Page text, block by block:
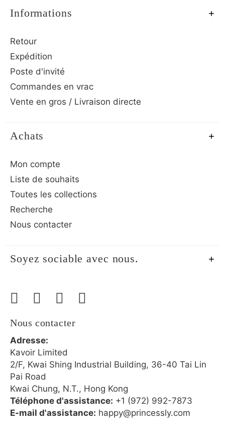
Informations
Retour
Expédition
Poste d'invité
Commandes en vrac
Vente en gros / Livraison directe
Achats
Mon compte
Liste de souhaits
Toutes les collections
Recherche
Nous contacter
Soyez sociable avec nous.
Nous contacter
Adresse:
Kavoir Limited
2/F, Kwai Shing Industrial Building, 36-40 Tai Lin
Pai Road
Kwai Chung, N.T., Hong Kong
Téléphone d'assistance: +1 (972) 992-7873
E-mail d'assistance: happy@princessly.com